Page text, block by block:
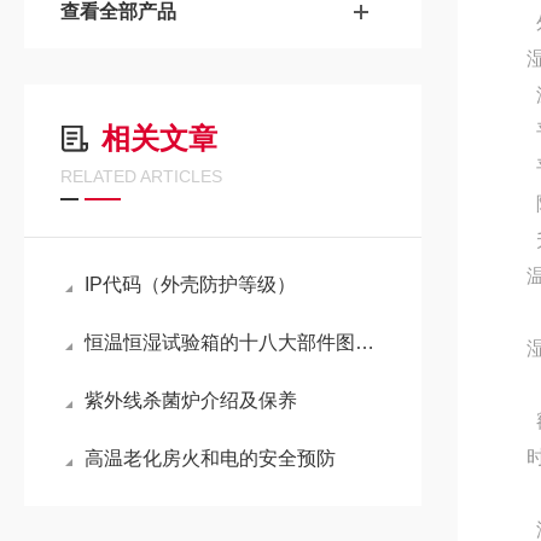
查看全部产品
相关文章
RELATED ARTICLES
IP代码（外壳防护等级）
恒温恒湿试验箱的十八大部件图文并茂大揭秘
紫外线杀菌炉介绍及保养
高温老化房火和电的安全预防